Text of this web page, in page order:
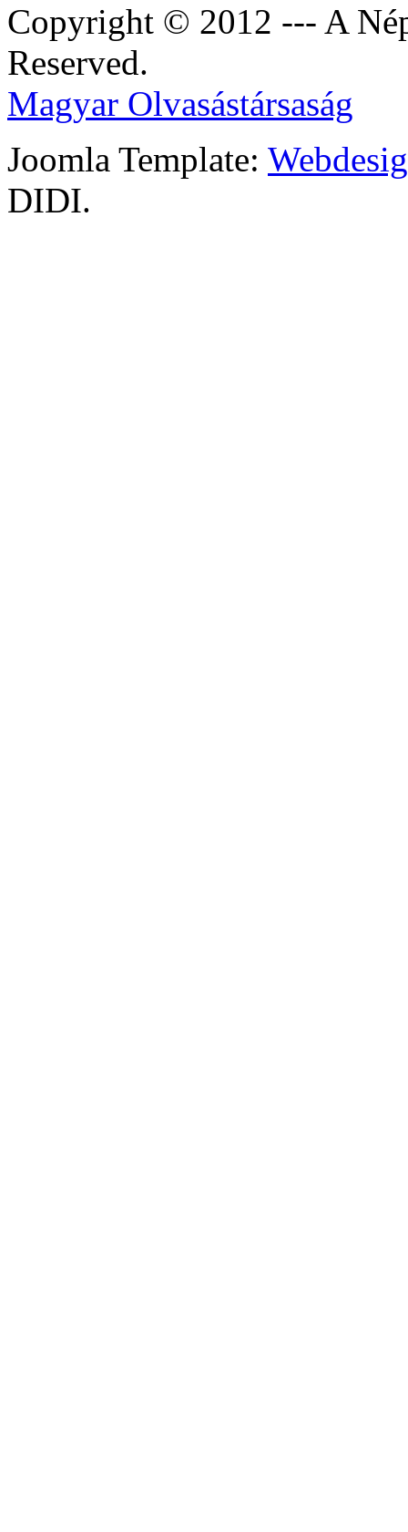
Copyright © 2012 --- A
Reserved.
Magyar Olvasástársaság
Joomla Template:
DIDI.